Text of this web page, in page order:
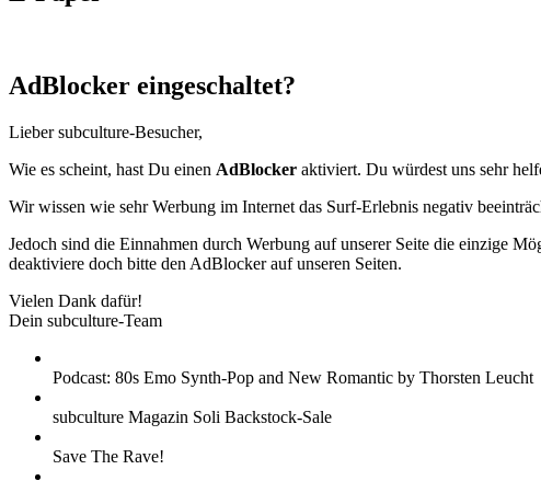
AdBlocker eingeschaltet?
Lieber subculture-Besucher,
Wie es scheint, hast Du einen AdBlocker aktiviert. Du würdest uns sehr
Wir wissen wie sehr Werbung im Internet das Surf-Erlebnis negativ
Jedoch sind die Einnahmen durch Werbung auf unserer Seite die einzige
deaktiviere doch bitte den AdBlocker auf unseren Seiten.
Vielen Dank dafür!
Dein subculture-Team
Podcast: 80s Emo Synth-Pop and New Romantic by Thorsten Leucht
subculture Magazin Soli Backstock-Sale
Save The Rave!